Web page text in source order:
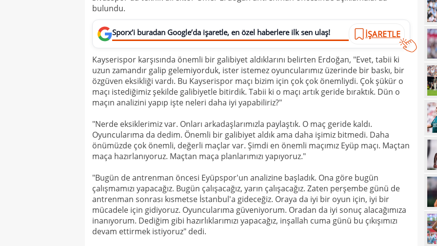
bulundu.
Sporx’i buradan Google’da işaretle, en özel haberlere ilk sen ulaş! İŞARETLE
Kayserispor karşısında önemli bir galibiyet aldıklarını belirten Erdoğan, "Evet, tabii ki
uzun zamandır galip gelemiyorduk, ister istemez oyuncularımız üzerinde bir baskı, bir
özgüven eksikliği vardı. Bu Kayserispor maçı bizim için çok çok önemliydi. Çok şükür o
maçı istediğimiz şekilde galibiyetle bitirdik. Tabii ki o maçı artık geride bıraktık. Dün o
maçın analizini yapıp işte neleri daha iyi yapabiliriz?"
"Nerde eksiklerimiz var. Onları arkadaşlarımızla paylaştık. O maç geride kaldı.
Oyuncularıma da dedim. Önemli bir galibiyet aldık ama daha işimiz bitmedi. Daha
önümüzde çok önemli, değerli maçlar var. Şimdi en önemli maçımız Eyüp maçı. Maçtan
maça hazırlanıyoruz. Maçtan maça planlarımızı yapıyoruz."
"Bugün de antrenman öncesi Eyüpspor'un analizine başladık. Ona göre bugün
çalışmamızı yapacağız. Bugün çalışacağız, yarın çalışacağız. Zaten perşembe günü de
antrenman sonrası kısmetse İstanbul'a gideceğiz. Oraya da iyi bir oyun için, iyi bir
mücadele için gidiyoruz. Oyuncularıma güveniyorum. Oradan da iyi sonuç alacağımıza
inanıyorum. Dediğim gibi hazırlıklarımızı yapacağız, inşallah cuma günü bu çıkışımızı
devam ettirmek istiyoruz" dedi.